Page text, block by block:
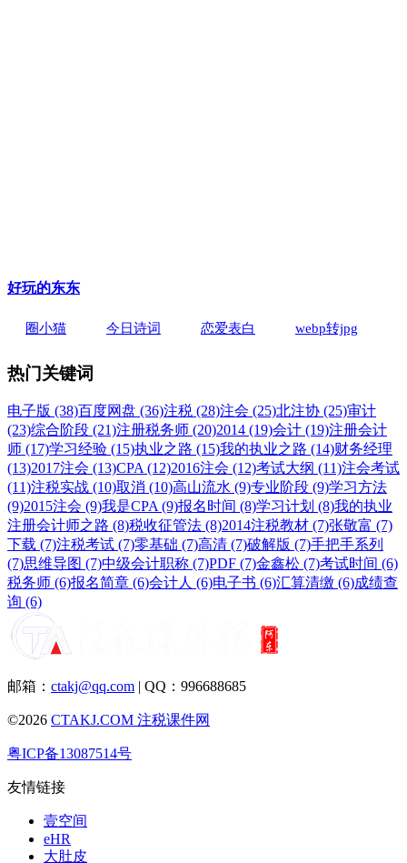
好玩的东东
圈小猫 今日诗词 恋爱表白 webp转jpg
热门关键词
电子版 (38)百度网盘 (36)注税 (28)注会 (25)北注协 (25)审计
(23)综合阶段 (21)注册税务师 (20)2014 (19)会计 (19)注册会计
师 (17)学习经验 (15)执业之路 (15)我的执业之路 (14)财务经理
(13)2017注会 (13)CPA (12)2016注会 (12)考试大纲 (11)注会考试
(11)注税实战 (10)取消 (10)高山流水 (9)专业阶段 (9)学习方法
(9)2015注会 (9)我是CPA (9)报名时间 (8)学习计划 (8)我的执业
注册会计师之路 (8)税收征管法 (8)2014注税教材 (7)张敬富 (7)
下载 (7)注税考试 (7)零基础 (7)高清 (7)破解版 (7)手把手系列
(7)思维导图 (7)中级会计职称 (7)PDF (7)金鑫松 (7)考试时间 (6)
税务师 (6)报名简章 (6)会计人 (6)电子书 (6)汇算清缴 (6)成绩查
询 (6)
邮箱： ctakj@qq.com | QQ：996688685
©2026 CTAKJ.COM 注税课件网
粤ICP备13087514号
友情链接
壹空间
eHR
大肚皮